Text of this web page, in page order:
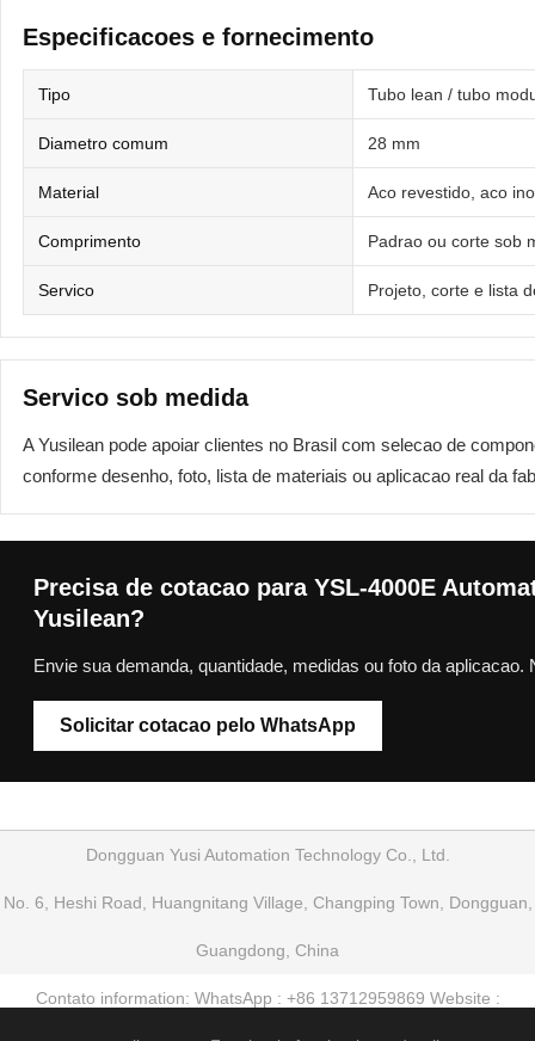
Especificacoes e fornecimento
Tipo Tubo lean / tubo
Diametro comum 28 mm
Material Aco revestido, aco
Comprimento Padrao ou corte sob
Servico Projeto, corte e lista
Servico sob medida
A Yusilean pode apoiar clientes no Brasil com selecao de
conforme desenho, foto, lista de materiais ou aplicacao real da
Precisa de cotacao para YSL-4000E
Yusilean?
Envie sua demanda, quantidade, medidas ou foto da
Solicitar cotacao pelo WhatsApp
Dongguan Yusi Automation Technology Co., Ltd.
No. 6, Heshi Road, Huangnitang Village, Changping Town, Dongguan,
Guangdong, China
Contato information: WhatsApp : +86 13712959869 Website :